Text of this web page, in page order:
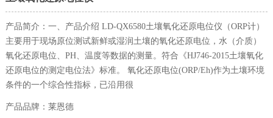
产品简介：一、产品介绍 LD-QX6580土壤氧化还原电位仪（ORP计）
主要用于现场原位测试新鲜或湿润土壤的氧化还原电位，水（介质）
氧化还原电位、PH、温度等数据的测量。符合《HJ746-2015土壤氧化
还原电位的测定电位法》标准。 氧化还原电位(ORP/Eh)作为土壤环境
条件的一个综合性指标，已沿用很
产品品牌：莱恩德